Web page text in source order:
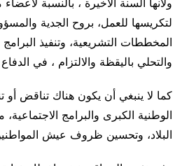
ولأنها السنة الأخيرة ، بالنسبة
لتكريسها للعمل، بروح الجدية
المخططات التشريعية، وتنفيذ
والتحلي باليقظة والالتزام ، في
كما لا ينبغي أن يكون هناك تناقض أو
الوطنية الكبرى والبرامج
البلاد، وتحسين ظروف عيش